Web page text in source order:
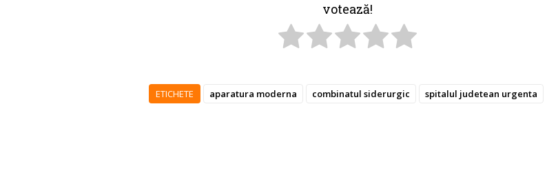
votează!
ETICHETE aparatura moderna combinatul siderurgic spitalul judetean urgenta